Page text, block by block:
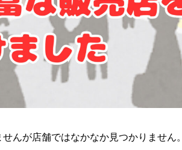
んが店舗ではなかなか見つかりません。